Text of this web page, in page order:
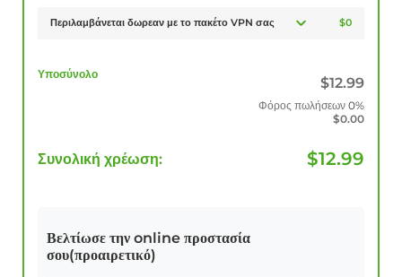
Περιλαμβάνεται δωρεαν με το πακέτο VPN σας $0
Υποσύνολο
$12.99
Φόρος πωλήσεων 0%
$0.00
Συνολική χρέωση: $12.99
Βελτίωσε την online προστασία
σου(προαιρετικό)